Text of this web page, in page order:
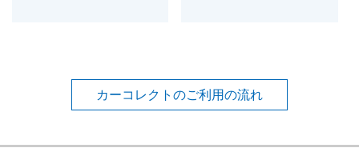
カーコレクトのご利用の流れ